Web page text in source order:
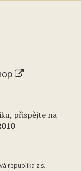
přispějte na
republika z.s.